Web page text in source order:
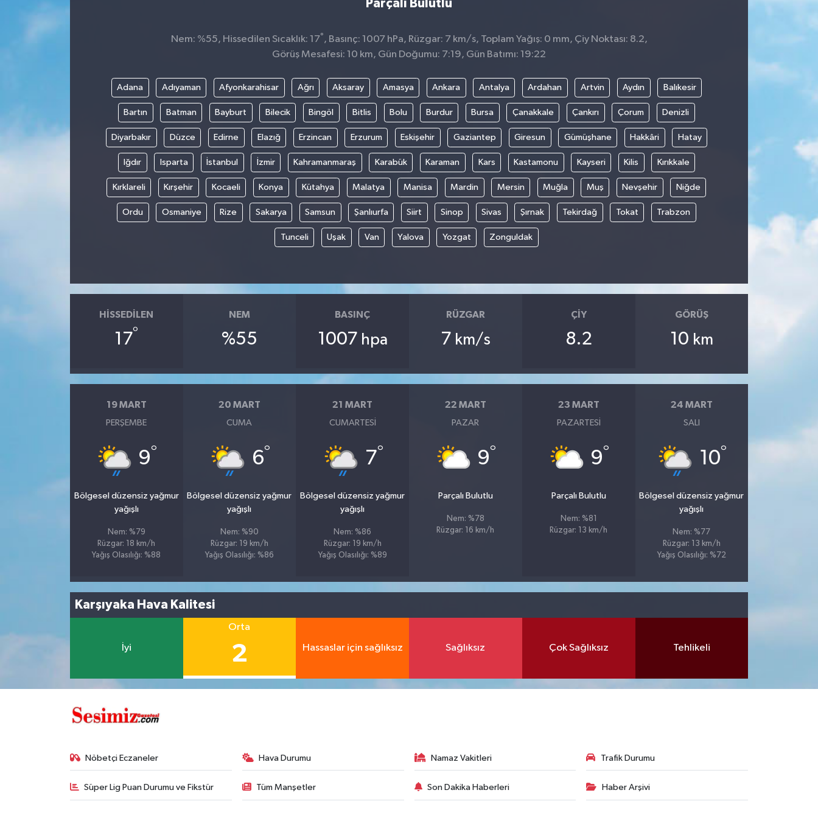
Parçalı Bulutlu
Nem: %55, Hissedilen Sıcaklık: 17° , Basınç: 1007 hPa, Rüzgar: 7 km/s, Toplam Yağış: 0 mm, Çiy Noktası: 8.2,
Görüş Mesafesi: 10 km, Gün Doğumu: 7:19, Gün Batımı: 19:22
Adana Adıyaman Afyonkarahisar Ağrı Aksaray Amasya Ankara Antalya Ardahan Artvin Aydın Balıkesir
Bartın Batman Bayburt Bilecik Bingöl Bitlis Bolu Burdur Bursa Çanakkale Çankırı Çorum Denizli
Diyarbakır Düzce Edirne Elazığ Erzincan Erzurum Eskişehir Gaziantep Giresun Gümüşhane Hakkâri Hatay
Iğdır Isparta İstanbul İzmir Kahramanmaraş Karabük Karaman Kars Kastamonu Kayseri Kilis Kırıkkale
Kırklareli Kırşehir Kocaeli Konya Kütahya Malatya Manisa Mardin Mersin Muğla Muş Nevşehir Niğde
Ordu Osmaniye Rize Sakarya Samsun Şanlıurfa Siirt Sinop Sivas Şırnak Tekirdağ Tokat Trabzon
Tunceli Uşak Van Yalova Yozgat Zonguldak
HISSEDILEN
17°
NEM
%55
BASINÇ
1007 hpa
RÜZGAR
7 km/s
ÇIY
8.2
GÖRÜŞ
10 km
19 MART
PERŞEMBE
9°
Bölgesel düzensiz yağmur
yağışlı
Nem: %79
Rüzgar: 18 km/h
Yağış Olasılığı: %88
20 MART
CUMA
6°
Bölgesel düzensiz yağmur
yağışlı
Nem: %90
Rüzgar: 19 km/h
Yağış Olasılığı: %86
21 MART
CUMARTESI
7°
Bölgesel düzensiz yağmur
yağışlı
Nem: %86
Rüzgar: 19 km/h
Yağış Olasılığı: %89
22 MART
PAZAR
9°
Parçalı Bulutlu
Nem: %78
Rüzgar: 16 km/h
23 MART
PAZARTESI
9°
Parçalı Bulutlu
Nem: %81
Rüzgar: 13 km/h
24 MART
SALI
10°
Bölgesel düzensiz yağmur
yağışlı
Nem: %77
Rüzgar: 13 km/h
Yağış Olasılığı: %72
Karşıyaka Hava Kalitesi
İyi
Orta
2 Hassaslar için sağlıksız Sağlıksız Çok Sağlıksız Tehlikeli
Nöbetçi Eczaneler Hava Durumu Namaz Vakitleri Trafik Durumu
Süper Lig Puan Durumu ve Fikstür Tüm Manşetler Son Dakika Haberleri Haber Arşivi